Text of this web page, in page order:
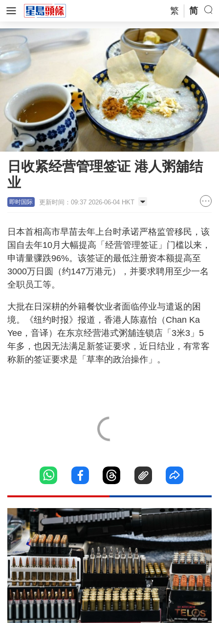
繁 简
日收紧经营管理签证 港人粥舖结
业
即时国际 更新时间：09:37 2026-06-04 HKT
日本首相高市早苗去年上台时承诺严格监管移民，该
国自去年10月大幅提高「经营管理签证」门槛以来，
申请量骤跌96%。该签证的最低注册资本额提高至
3000万日圆（约147万港元），并要求聘用至少一名
全职员工等。
大批在日深耕的外籍餐饮业者面临停业与遣返的困
境。《纽约时报》报道，香港人陈嘉怡（Chan Ka
Yee，音译）在东京经营港式粥舖连锁店「3米3」5
年多，也因无法满足新签证要求，近日结业，有常客
称新的签证要求是「草率的政治操作」。